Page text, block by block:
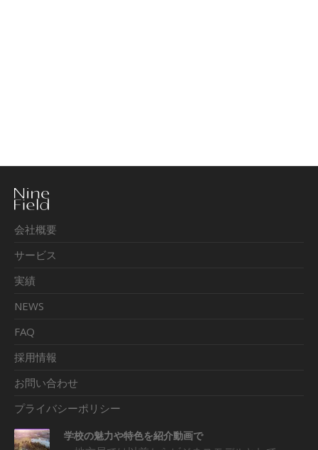
会社概要
サービス
実績
NEWS
FAQ
採用情報
お問い合わせ
プライバシーポリシー
学校の魅力や特色を紹介動画で